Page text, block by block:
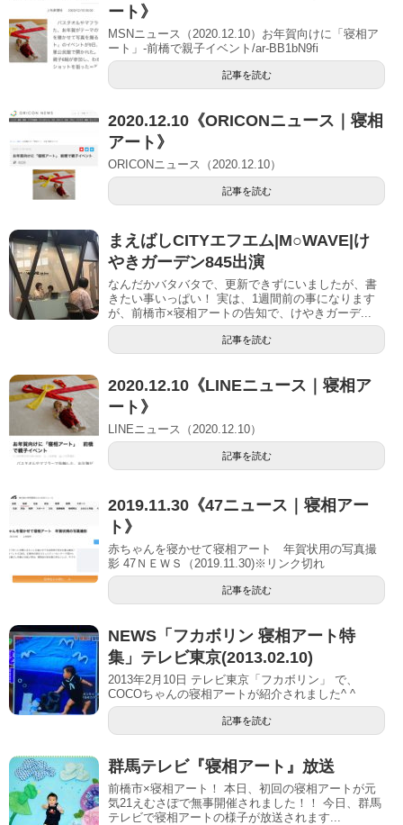
ート》
MSNニュース（2020.12.10）お年賀向けに「寝相ア
ート」-前橋で親子イベント/ar-BB1bN9fi
記事を読む
2020.12.10《ORICONニュース｜寝相
アート》
ORICONニュース（2020.12.10）
記事を読む
まえばしCITYエフエム|M○WAVE|け
やきガーデン845出演
なんだかバタバタで、更新できずにいましたが、書
きたい事いっぱい！ 実は、1週間前の事になります
が、前橋市×寝相アートの告知で、けやきガーデ...
記事を読む
2020.12.10《LINEニュース｜寝相ア
ート》
LINEニュース（2020.12.10）
記事を読む
2019.11.30《47ニュース｜寝相アー
ト》
赤ちゃんを寝かせて寝相アート 年賀状用の写真撮
影 47ＮＥＷＳ（2019.11.30)※リンク切れ
記事を読む
NEWS「フカボリン 寝相アート特
集」テレビ東京(2013.02.10)
2013年2月10日 テレビ東京「フカボリン」 で、
COCOちゃんの寝相アートが紹介されました^ ^
記事を読む
群馬テレビ『寝相アート』放送
前橋市×寝相アート！ 本日、初回の寝相アートが元
気21えむさぽで無事開催されました！！ 今日、群馬
テレビで寝相アートの様子が放送されます...